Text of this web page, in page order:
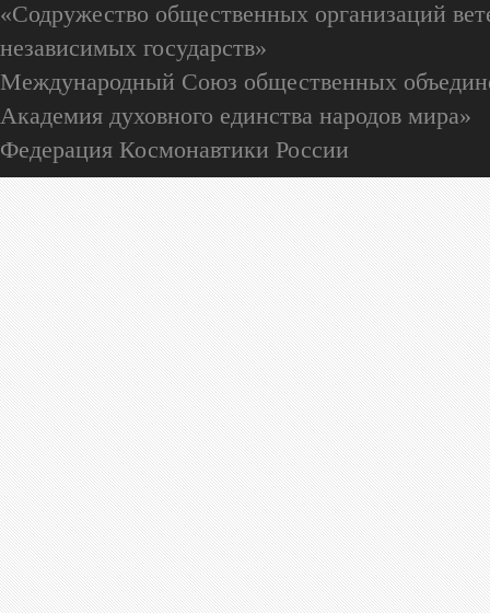
«Содружество общественных организаций
независимых государств»
Международный Союз общественных
Академия духовного единства народов мира»
Федерация Космонавтики России